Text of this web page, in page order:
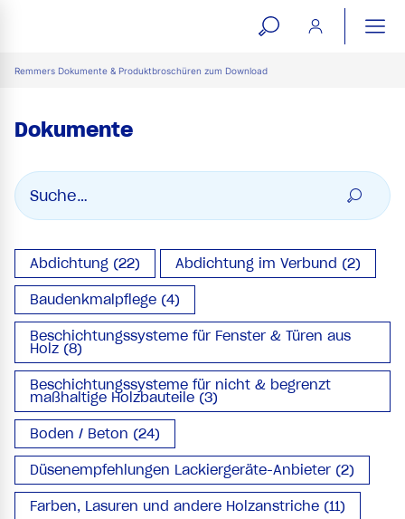
open
search
Remmers Dokumente & Produktbroschüren zum Download
Dokumente
Abdichtung (22) Abdichtung im Verbund (2)
Baudenkmalpflege (4)
Beschichtungssysteme für Fenster & Türen aus
Holz (8)
Beschichtungssysteme für nicht & begrenzt
maßhaltige Holzbauteile (3)
Boden / Beton (24)
Düsenempfehlungen Lackiergeräte-Anbieter (2)
Farben, Lasuren und andere Holzanstriche (11)